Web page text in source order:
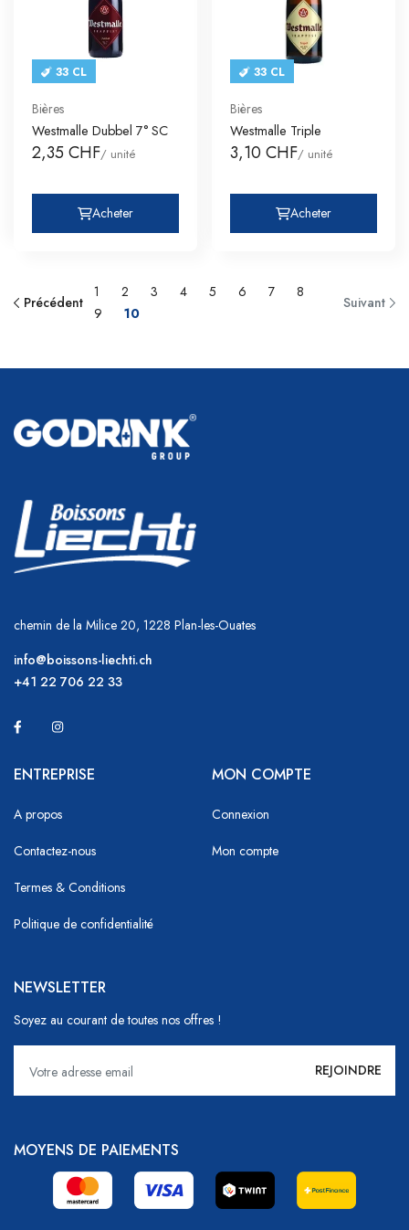
33 CL
Bières
Westmalle Dubbel 7° SC
2,35 CHF/ unité
Acheter
33 CL
Bières
Westmalle Triple
3,10 CHF/ unité
Acheter
Précédent
1 2 3 4 5 6 7
8
9
10
Suivant
chemin de la Milice 20, 1228 Plan-les-Ouates
info@boissons-liechti.ch
+41 22 706 22 33
ENTREPRISE
A propos
Contactez-nous
Termes & Conditions
Politique de confidentialité
MON COMPTE
Connexion
Mon compte
NEWSLETTER
Soyez au courant de toutes nos offres !
MOYENS DE PAIEMENTS